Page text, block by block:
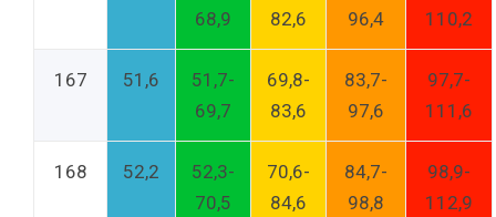
68,9
82,6
96,4
110,2
167 51,6
51,7-
69,7
69,8-
83,6
83,7-
97,6
97,7-
111,6
168 52,2
52,3-
70,5
70,6-
84,6
84,7-
98,8
98,9-
112,9